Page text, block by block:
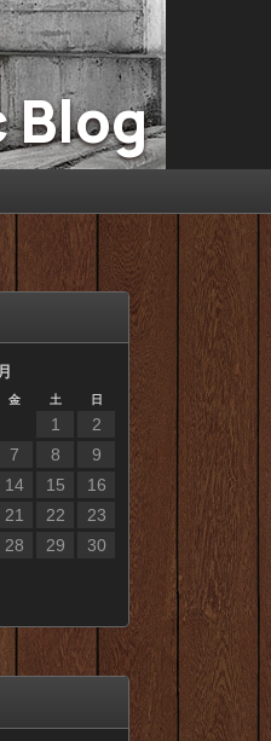
Blog
金 土 日
1
2
7 8
9
14 15
16
21 22
23
28 29
30